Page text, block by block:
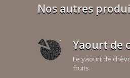
Nos autres
Yaourt de
Le yaourt de
fruits.